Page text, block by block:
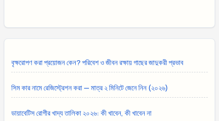
বৃক্ষরোপণ করা প্রয়োজন কেন? পরিবেশ ও জীবন রক্ষায় গাছের জাদুকরী প্রভাব
সিম কার নামে রেজিস্ট্রেশন করা — মাত্র ২ মিনিটে জেনে নিন (২০২৬)
ডায়াবেটিস রোগীর খাদ্য তালিকা ২০২৬: কী খাবেন, কী খাবেন না